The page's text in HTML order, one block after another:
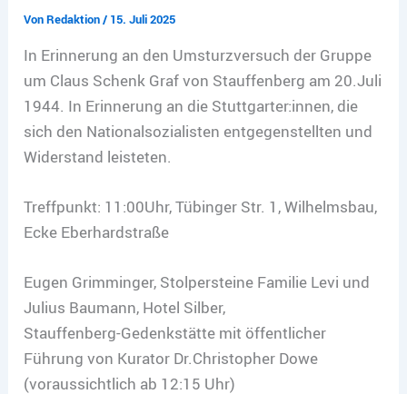
VonRedaktion/ 15. Juli 2025
In Erinnerung an den Umsturzversuch der Gruppe
um Claus Schenk Graf von Stauffenberg am 20.Juli
1944. In Erinnerung an die Stuttgarter:innen, die
sich den Nationalsozialisten entgegenstellten und
Widerstand leisteten.
Treffpunkt: 11:00Uhr, Tübinger Str. 1, Wilhelmsbau,
Ecke Eberhardstraße
Eugen Grimminger, Stolpersteine Familie Levi und
Julius Baumann, Hotel Silber,
Stauffenberg-Gedenkstätte mit öffentlicher
Führung von Kurator Dr.Christopher Dowe
(voraussichtlich ab 12:15 Uhr)